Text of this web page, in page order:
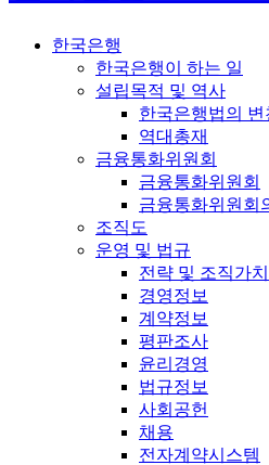
한국은행
한국은행이 하는 일
설립목적 및 역사
한국은행법의 변
역대총재
금융통화위원회
금융통화위원회
금융통화위원회
조직도
운영 및 법규
전략 및 조직가치
경영정보
계약정보
평판조사
윤리경영
법규정보
사회공헌
채용
전자계약시스템